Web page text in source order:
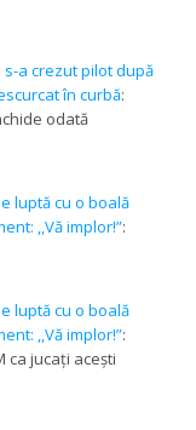
s-a crezut pilot după
în curbă:
odată
luptă cu o boală
,,Vă implor!”:
luptă cu o boală
,,Vă implor!”:
ca jucați acești